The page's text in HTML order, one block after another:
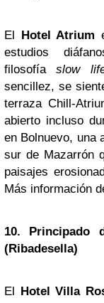
El Hotel Atrium
estudios
filosofíaslow
sencillez, se
terraza Chill-
abierto incluso
en Bolnuevo, una
sur de Mazarrón
paisajes
Más información
10. Principado
(Ribadesella)
El Hotel Villa